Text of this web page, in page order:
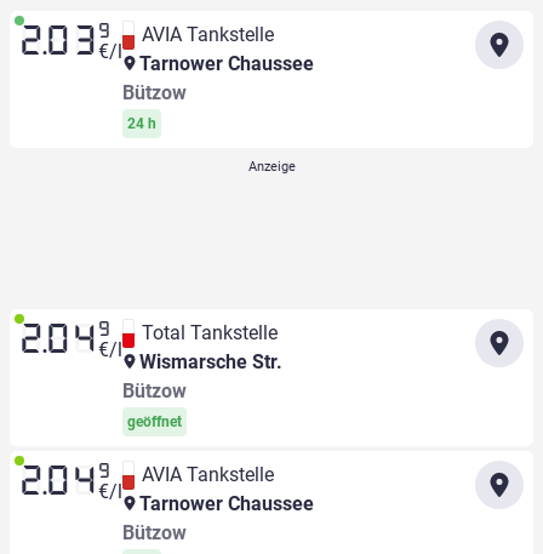
2.03 9
€/l
AVIA Tankstelle
Tarnower Chaussee
Bützow
24 h
2.04 9
€/l
Total Tankstelle
Wismarsche Str.
Bützow
geöffnet
2.04 9
€/l
AVIA Tankstelle
Tarnower Chaussee
Bützow